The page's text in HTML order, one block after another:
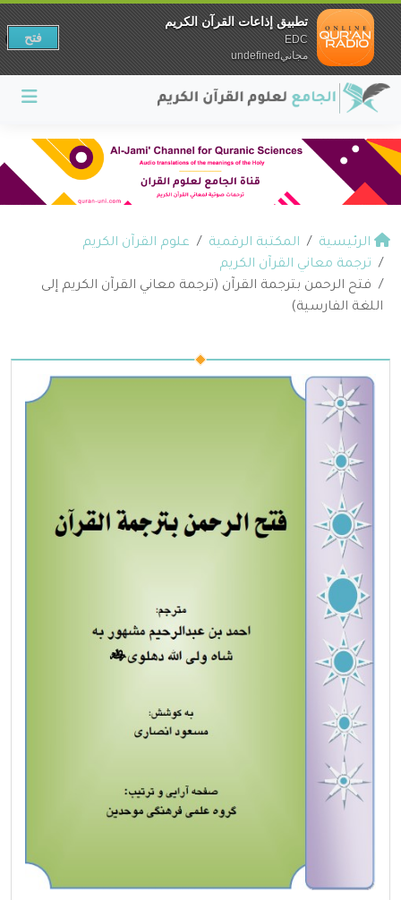
الرئيسية المكتبة الرقمية
علوم القرآن الكريم
ترجمة معاني القرآن الكريم
فتح الرحمن بترجمة القرآن (ترجمة معاني القرآن الكريم إلى
اللغة الفارسية)
تطبيق إذاعات القرآن الكريم
EDC
مجانيundefined
فتح